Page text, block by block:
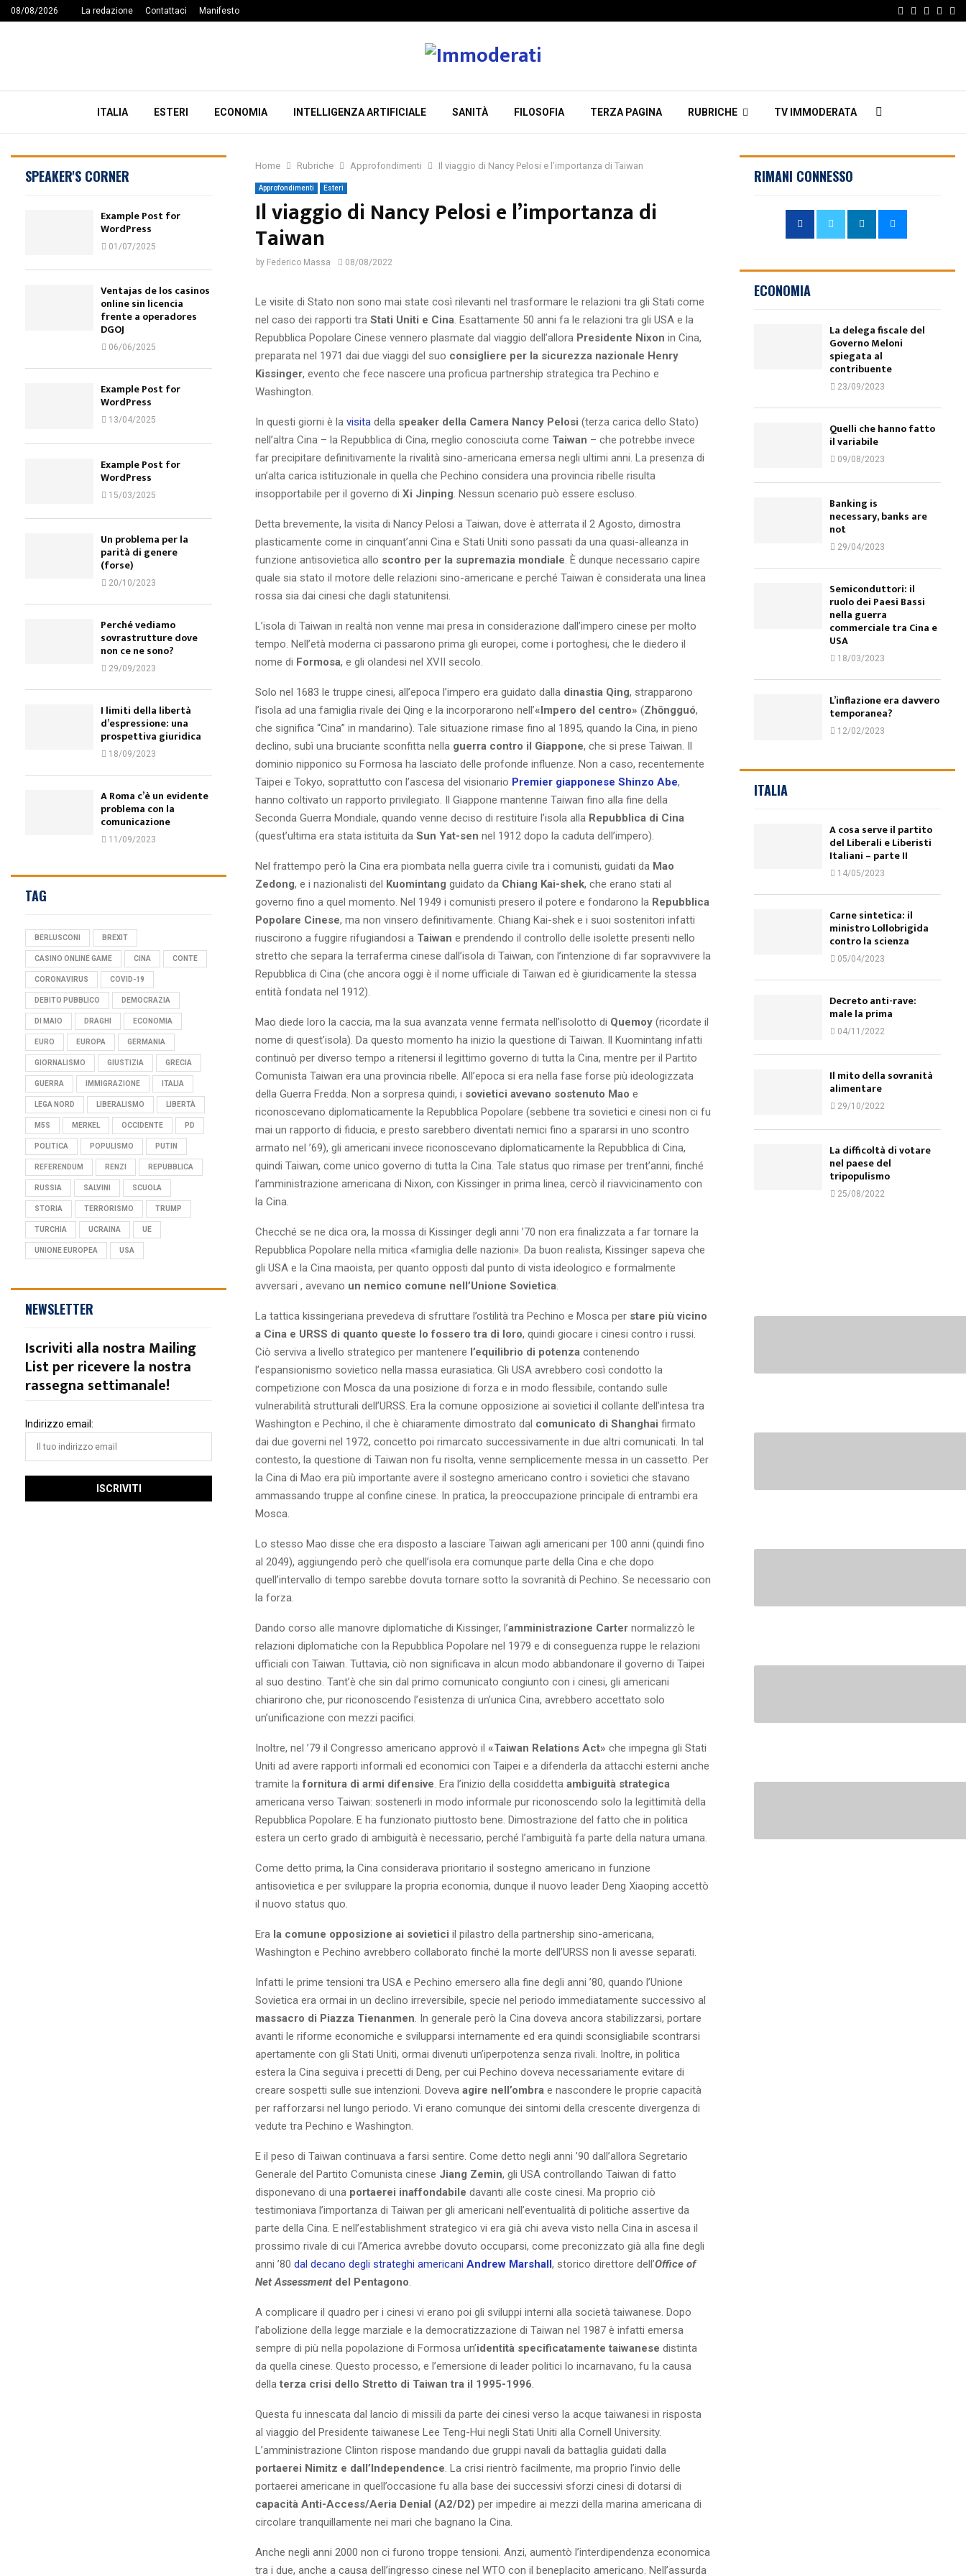
08/08/2026 La redazione Contattaci Manifesto Facebook
Twitter
ITALIA ESTERI ECONOMIA INTELLIGENZA ARTIFICIALE SANITÀ FILOSOFIA TERZA PAGINA RUBRICHE TV IMMODERATA
Home Rubriche Approfondimenti Il viaggio di Nancy Pelosi e l’importanza di Taiwan
Approfondimenti Esteri
Il viaggio di Nancy Pelosi e l’importanza di
Taiwan
by Federico Massa 08/08/2022
Le visite di Stato non sono mai state così rilevanti nel trasformare le relazioni tra gli Stati come
nel caso dei rapporti tra Stati Uniti e Cina . Esattamente 50 anni fa le relazioni tra gli USA e la
Repubblica Popolare Cinese vennero plasmate dal viaggio dell’allora Presidente Nixon in Cina,
preparata nel 1971 dai due viaggi del suo consigliere per la sicurezza nazionale Henry
Kissinger, evento che fece nascere una proficua partnership strategica tra Pechino e
Washington.
In questi giorni è la visita della speaker della Camera Nancy Pelosi (terza carica dello Stato)
nell’altra Cina – la Repubblica di Cina, meglio conosciuta come Taiwan – che potrebbe invece
far precipitare definitivamente la rivalità sino-americana emersa negli ultimi anni. La presenza di
un’alta carica istituzionale in quella che Pechino considera una provincia ribelle risulta
insopportabile per il governo di Xi Jinping . Nessun scenario può essere escluso.
Detta brevemente, la visita di Nancy Pelosi a Taiwan, dove è atterrata il 2 Agosto, dimostra
plasticamente come in cinquant’anni Cina e Stati Uniti sono passati da una quasi-alleanza in
funzione antisovietica allo scontro per la supremazia mondiale . È dunque necessario capire
quale sia stato il motore delle relazioni sino-americane e perché Taiwan è considerata una linea
rossa sia dai cinesi che dagli statunitensi.
L’isola di Taiwan in realtà non venne mai presa in considerazione dall’impero cinese per molto
tempo. Nell’età moderna ci passarono prima gli europei, come i portoghesi, che le diedero il
nome di Formosa, e gli olandesi nel XVII secolo.
Solo nel 1683 le truppe cinesi, all’epoca l’impero era guidato dalla dinastia Qing, strapparono
l’isola ad una famiglia rivale dei Qing e la incorporarono nell’«Impero del centro» (Zhōngguó,
che significa “Cina” in mandarino). Tale situazione rimase fino al 1895, quando la Cina, in pieno
declino, subì una bruciante sconfitta nella guerra contro il Giappone, che si prese Taiwan. Il
dominio nipponico su Formosa ha lasciato delle profonde influenze. Non a caso, recentemente
Taipei e Tokyo, soprattutto con l’ascesa del visionario Premier giapponese Shinzo Abe,
hanno coltivato un rapporto privilegiato. Il Giappone mantenne Taiwan fino alla fine della
Seconda Guerra Mondiale, quando venne deciso di restituire l’isola alla Repubblica di Cina
(quest’ultima era stata istituita da Sun Yat-sen nel 1912 dopo la caduta dell’impero).
Nel frattempo però la Cina era piombata nella guerra civile tra i comunisti, guidati da Mao
Zedong, e i nazionalisti del Kuomintang guidato da Chiang Kai-shek, che erano stati al
governo fino a quel momento. Nel 1949 i comunisti presero il potere e fondarono la Repubblica
Popolare Cinese, ma non vinsero definitivamente. Chiang Kai-shek e i suoi sostenitori infatti
riuscirono a fuggire rifugiandosi a Taiwan e prendendo il controllo delle isolette presenti nello
stretto che separa la terraferma cinese dall’isola di Taiwan, con l’intenzione di far sopravvivere la
Repubblica di Cina (che ancora oggi è il nome ufficiale di Taiwan ed è giuridicamente la stessa
entità fondata nel 1912).
Mao diede loro la caccia, ma la sua avanzata venne fermata nell’isolotto di Quemoy (ricordate il
nome di quest’isola). Da questo momento ha inizio la questione di Taiwan. Il Kuomintang infatti
continuò per diverso tempo a ritenersi il legittimo governo di tutta la Cina, mentre per il Partito
Comunista Taiwan era una provincia ribelle. All’epoca si era nella fase forse più ideologizzata
della Guerra Fredda. Non a sorpresa quindi, i sovietici avevano sostenuto Mao e
riconoscevano diplomaticamente la Repubblica Popolare (sebbene tra sovietici e cinesi non ci fu
mai un rapporto di fiducia, e presto sarebbero diventati nemici fino a spararsi in uno scontro
armato nel ’69), gli americani invece riconoscevano diplomaticamente la Repubblica di Cina,
quindi Taiwan, come unico governo di tutta la Cina. Tale status quo rimase per trent’anni, finché
l’amministrazione americana di Nixon, con Kissinger in prima linea, cercò il riavvicinamento con
la Cina.
Checché se ne dica ora, la mossa di Kissinger degli anni ’70 non era finalizzata a far tornare la
Repubblica Popolare nella mitica «famiglia delle nazioni». Da buon realista, Kissinger sapeva che
gli USA e la Cina maoista, per quanto opposti dal punto di vista ideologico e formalmente
avversari , avevano un nemico comune nell’Unione Sovietica
La tattica kissingeriana prevedeva di sfruttare l’ostilità tra Pechino e Mosca per stare più vicino
a Cina e URSS di quanto queste lo fossero tra di loro, quindi giocare i cinesi contro i russi.
Ciò serviva a livello strategico per mantenere l’equilibrio di potenza contenendo
l’espansionismo sovietico nella massa eurasiatica. Gli USA avrebbero così condotto la
competizione con Mosca da una posizione di forza e in modo flessibile, contando sulle
vulnerabilità strutturali dell’URSS. Era la comune opposizione ai sovietici il collante dell’intesa tra
Washington e Pechino, il che è chiaramente dimostrato dal comunicato di Shanghai firmato
dai due governi nel 1972, concetto poi rimarcato successivamente in due altri comunicati. In tal
contesto, la questione di Taiwan non fu risolta, venne semplicemente messa in un cassetto. Per
la Cina di Mao era più importante avere il sostegno americano contro i sovietici che stavano
ammassando truppe al confine cinese. In pratica, la preoccupazione principale di entrambi era
Mosca.
Lo stesso Mao disse che era disposto a lasciare Taiwan agli americani per 100 anni (quindi fino
al 2049), aggiungendo però che quell’isola era comunque parte della Cina e che dopo
quell’intervallo di tempo sarebbe dovuta tornare sotto la sovranità di Pechino. Se necessario con
la forza.
Dando corso alle manovre diplomatiche di Kissinger, l’amministrazione Carter normalizzò le
relazioni diplomatiche con la Repubblica Popolare nel 1979 e di conseguenza ruppe le relazioni
ufficiali con Taiwan. Tuttavia, ciò non significava in alcun modo abbandonare il governo di Taipei
al suo destino. Tant’è che sin dal primo comunicato congiunto con i cinesi, gli americani
chiarirono che, pur riconoscendo l’esistenza di un’unica Cina, avrebbero accettato solo
un’unificazione con mezzi pacifici.
Inoltre, nel ’79 il Congresso americano approvò il «Taiwan Relations Act» che impegna gli Stati
Uniti ad avere rapporti informali ed economici con Taipei e a difenderla da attacchi esterni anche
tramite lafornitura di armi difensive . Era l’inizio della cosiddetta ambiguità strategica
americana verso Taiwan: sostenerli in modo informale pur riconoscendo solo la legittimità della
Repubblica Popolare. E ha funzionato piuttosto bene. Dimostrazione del fatto che in politica
estera un certo grado di ambiguità è necessario, perché l’ambiguità fa parte della natura umana.
Come detto prima, la Cina considerava prioritario il sostegno americano in funzione
antisovietica e per sviluppare la propria economia, dunque il nuovo leader Deng Xiaoping accettò
il nuovo status quo.
Era la comune opposizione ai sovietici il pilastro della partnership sino-americana,
Washington e Pechino avrebbero collaborato finché la morte dell’URSS non li avesse separati.
Infatti le prime tensioni tra USA e Pechino emersero alla fine degli anni ’80, quando l’Unione
Sovietica era ormai in un declino irreversibile, specie nel periodo immediatamente successivo al
massacro di Piazza Tienanmen . In generale però la Cina doveva ancora stabilizzarsi, portare
avanti le riforme economiche e svilupparsi internamente ed era quindi sconsigliabile scontrarsi
apertamente con gli Stati Uniti, ormai divenuti un’iperpotenza senza rivali. Inoltre, in politica
estera la Cina seguiva i precetti di Deng, per cui Pechino doveva necessariamente evitare di
creare sospetti sulle sue intenzioni. Doveva agire nell’ombra e nascondere le proprie capacità
per rafforzarsi nel lungo periodo. Vi erano comunque dei sintomi della crescente divergenza di
vedute tra Pechino e Washington.
E il peso di Taiwan continuava a farsi sentire. Come detto negli anni ’90 dall’allora Segretario
Generale del Partito Comunista cinese Jiang Zemin, gli USA controllando Taiwan di fatto
disponevano di una portaerei inaffondabile davanti alle coste cinesi. Ma proprio ciò
testimoniava l’importanza di Taiwan per gli americani nell’eventualità di politiche assertive da
parte della Cina. E nell’establishment strategico vi era già chi aveva visto nella Cina in ascesa il
prossimo rivale di cui l’America avrebbe dovuto occuparsi, come preconizzato già alla fine degli
anni ’80 dal decano degli strateghi americani Andrew Marshall, storico direttore dell’Office of
Net Assessment del Pentagono
A complicare il quadro per i cinesi vi erano poi gli sviluppi interni alla società taiwanese. Dopo
l’abolizione della legge marziale e la democratizzazione di Taiwan nel 1987 è infatti emersa
sempre di più nella popolazione di Formosa un’identità specificatamente taiwanese distinta
da quella cinese. Questo processo, e l’emersione di leader politici lo incarnavano, fu la causa
della terza crisi dello Stretto di Taiwan tra il 1995-1996
Questa fu innescata dal lancio di missili da parte dei cinesi verso la acque taiwanesi in risposta
al viaggio del Presidente taiwanese Lee Teng-Hui negli Stati Uniti alla Cornell University.
L’amministrazione Clinton rispose mandando due gruppi navali da battaglia guidati dalla
portaerei Nimitz e dall’Independence . La crisi rientrò facilmente, ma proprio l’invio delle
portaerei americane in quell’occasione fu alla base dei successivi sforzi cinesi di dotarsi di
capacità Anti-Access/Aeria Denial (A2/D2) per impedire ai mezzi della marina americana di
circolare tranquillamente nei mari che bagnano la Cina.
Anche negli anni 2000 non ci furono troppe tensioni. Anzi, aumentò l’interdipendenza economica
tra i due, anche a causa dell’ingresso cinese nel WTO con il beneplacito americano. Nell’assurda
SPEAKER'S CORNER
Example Post for
WordPress
01/07/2025
Ventajas de los casinos
online sin licencia
frente a operadores
DGOJ
06/06/2025
Example Post for
WordPress
13/04/2025
Example Post for
WordPress
15/03/2025
Un problema per la
parità di genere
(forse)
20/10/2023
Perché vediamo
sovrastrutture dove
non ce ne sono?
29/09/2023
I limiti della libertà
d’espressione: una
prospettiva giuridica
18/09/2023
A Roma c’è un evidente
problema con la
comunicazione
11/09/2023
TAG
BERLUSCONI BREXIT
CASINO ONLINE GAME CINA CONTE
CORONAVIRUS COVID-19
DEBITO PUBBLICO DEMOCRAZIA
DI MAIO DRAGHI ECONOMIA
EURO EUROPA GERMANIA
GIORNALISMO GIUSTIZIA GRECIA
GUERRA IMMIGRAZIONE ITALIA
LEGA NORD LIBERALISMO LIBERTÀ
M5S MERKEL OCCIDENTE PD
POLITICA POPULISMO PUTIN
REFERENDUM RENZI REPUBBLICA
RUSSIA SALVINI SCUOLA
STORIA TERRORISMO TRUMP
TURCHIA UCRAINA UE
UNIONE EUROPEA USA
NEWSLETTER
Iscriviti alla nostra Mailing
List per ricevere la nostra
rassegna settimanale!
Indirizzo email:
RIMANI CONNESSO
ECONOMIA
La delega fiscale del
Governo Meloni
spiegata al
contribuente
23/09/2023
Quelli che hanno fatto
il variabile
09/08/2023
Banking is
necessary, banks are
not
29/04/2023
Semiconduttori: il
ruolo dei Paesi Bassi
nella guerra
commerciale tra Cina e
USA
18/03/2023
L’inflazione era davvero
temporanea?
12/02/2023
ITALIA
A cosa serve il partito
del Liberali e Liberisti
Italiani – parte II
14/05/2023
Carne sintetica: il
ministro Lollobrigida
contro la scienza
05/04/2023
Decreto anti-rave:
male la prima
04/11/2022
Il mito della sovranità
alimentare
29/10/2022
La difficoltà di votare
nel paese del
tripopulismo
25/08/2022